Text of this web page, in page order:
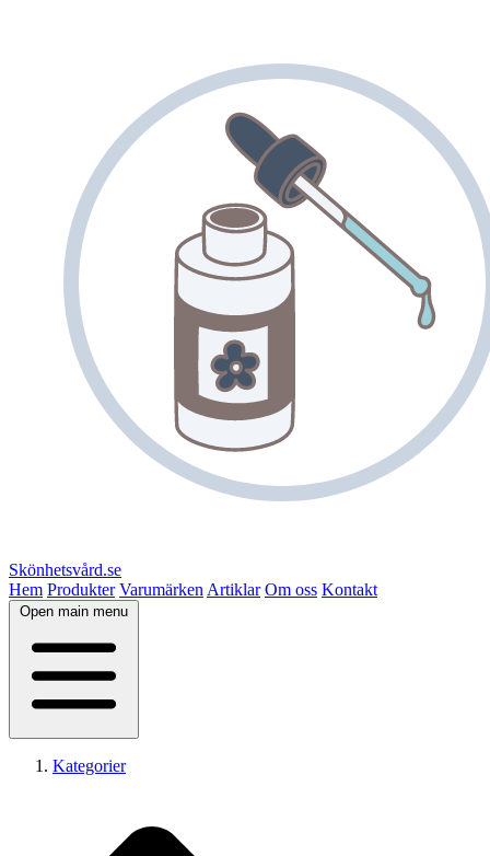
Skönhetsvård.se
Hem Produkter Varumärken Artiklar Om oss Kontakt
Open main menu
Kategorier